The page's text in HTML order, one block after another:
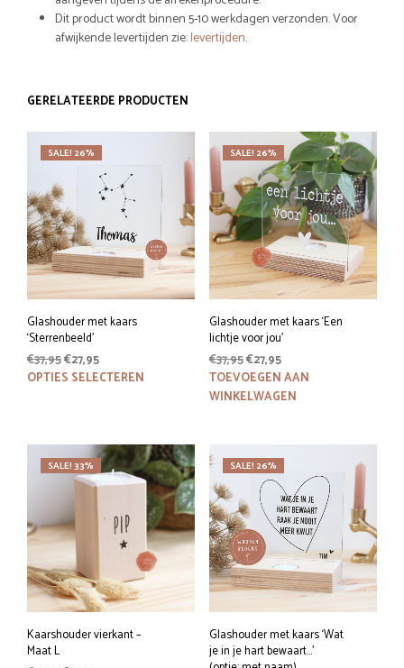
Dit product wordt binnen 5-10 werkdagen verzonden. Voor
afwijkende levertijden zie:levertijden.
GERELATEERDE PRODUCTEN
SALE! 26%
Glashouder met kaars
‘Sterrenbeeld’
€37,95Oorspronkelijke
prijs
€27,95Huidige
prijs
OPTIES SELECTEREN
product
variaties.
Deze
optie
kan
gekozen
worden
SALE! 26%
Glashouder met kaars ‘Een
lichtje voor jou’
€37,95Oorspronkelijke
prijs
was:
€27,95Huidige
prijs
is:
TOEVOEGEN AAN
WINKELWAGEN
SALE! 33%
Kaarshouder vierkant –
Maat L
SALE! 26%
Glashouder met kaars ‘Wat
je in je hart bewaart…’